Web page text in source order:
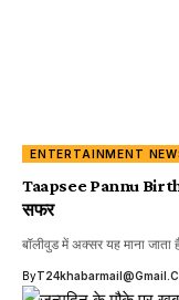
ENTERTAINMENT
Taapsee Pannu
सफर
बॉलीवुड में अक्सर यह माना जाता
By